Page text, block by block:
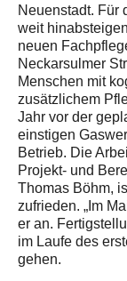
Neuenstadt. Für
weit
neuen
Neckarsulmer
Menschen mit
zusätzlichem
Jahr vor der
einstigen
Betrieb. Die
Projekt- und
Thomas Böhm,
zufrieden. „Im
er an.
im Laufe des
gehen.